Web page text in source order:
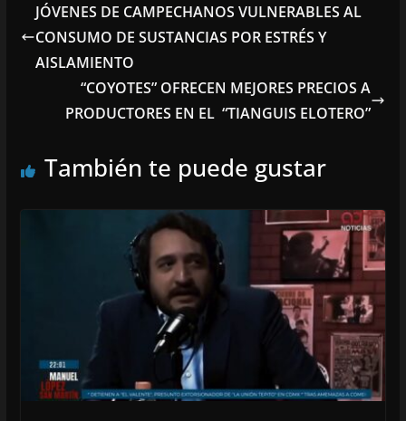
JÓVENES DE CAMPECHANOS VULNERABLES AL
CONSUMO DE SUSTANCIAS POR ESTRÉS Y
AISLAMIENTO
“COYOTES” OFRECEN MEJORES PRECIOS A
PRODUCTORES EN EL “TIANGUIS ELOTERO”
También te puede gustar